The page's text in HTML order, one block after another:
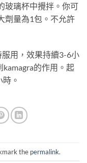
玻璃杯中攪拌。你可
劑量為1包。不允許
用，效果持續3-6小
的作用。起
時。
the permalink.